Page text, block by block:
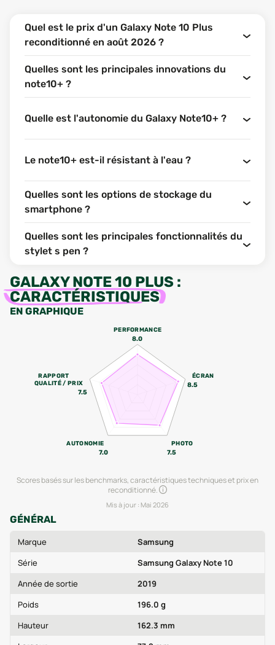
Quel est le prix d'un Galaxy Note 10 Plus
reconditionné en août 2026 ?
Quelles sont les principales innovations du
note10+ ?
Quelle est l'autonomie du Galaxy Note10+ ?
Le note10+ est-il résistant à l'eau ?
Quelles sont les options de stockage du
smartphone ?
Quelles sont les principales fonctionnalités du
stylet s pen ?
GALAXY NOTE 10 PLUS :
CARACTÉRISTIQUES
EN GRAPHIQUE
PERFORMANCE
8.0
ÉCRAN
8.5
PHOTO
7.5
AUTONOMIE
7.0
RAPPORT
QUALITÉ / PRIX
7.5
Scores basés sur les benchmarks, caractéristiques techniques et prix en
reconditionné.
Mis à jour : Mai 2026
GÉNÉRAL
Marque
Samsung
Série
Samsung Galaxy Note 10
Année de sortie
2019
Poids
196.0 g
Hauteur
162.3 mm